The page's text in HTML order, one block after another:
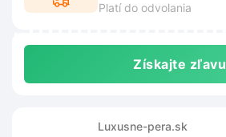
meniť.
Platí do odvolania
Získajte zľavu
Luxusne-pera.sk